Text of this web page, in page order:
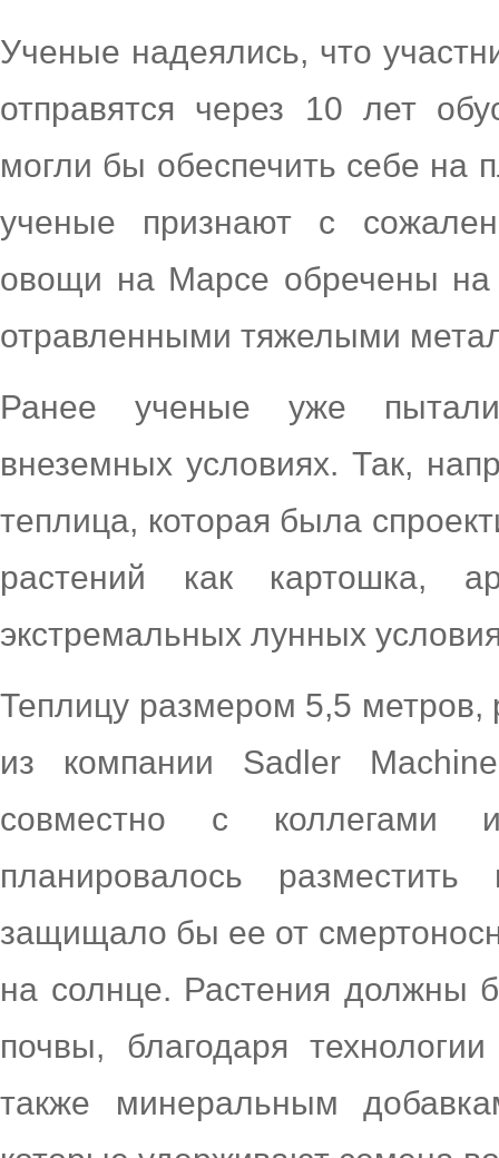
Ученые надеялись, что
отправятся через 10 лет
могли бы обеспечить себе на
ученые признают с
овощи на Марсе обречены на
отравленными тяжелыми
Ранее ученые уже
внеземных условиях. Так,
теплица, которая была
растений как картошка,
экстремальных лунных
Теплицу размером 5,5
из компании Sadler
совместно с коллегами
планировалось
защищало бы ее от
на солнце. Растения должны
почвы, благодаря
также минеральным